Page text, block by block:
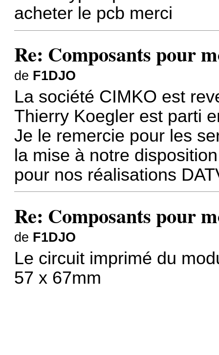
acheter le pcb merci
Re: Composants pour
de F1DJO
La société CIMKO est
Thierry Koegler est parti
Je le remercie pour les
la mise à notre
pour nos réalisations
Re: Composants pour
de F1DJO
Le circuit imprimé du
57 x 67mm